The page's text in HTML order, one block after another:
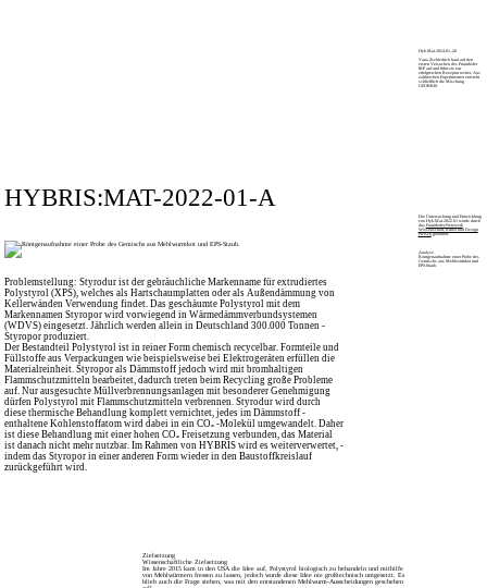
Hyb.Mat.2024.01–20
Yana Zschiedrich baut auf den
ersten Versuchen des Fraunhofer
IBP auf und führt sie zur
erfolgreichen Rezeptur weiter. Aus
zahlreichen Experimenten entsteht
schließlich die Mischung
GEOBRIS.
HYBRIS:MAT-2022-01-A
Die Untersuchung und Entwicklung
von Hyb.Mat.2022.01 wurde durch
das Fraunhofer-Netzwerk
Wissenschaft, Kunst und Design
(WKD) gefördert.
Analyse
Röntgenaufnahme einer Probe des
Gemischs aus Mehlwurmkot und
EPS-Staub.
Problemstellung: Styrodur ist der gebräuchliche Markenname für extrudiertes
Polystyrol (XPS), welches als Hartschaumplatten oder als Außen­dämmung von
Kellerwänden Verwendung findet. Das geschäumte Polystyrol mit dem
Markennamen Styropor wird vorwiegend in Wärme­dämmver­bundsystemen
(WDVS) eingesetzt. ­Jährlich werden allein in Deutschland 300.000 Tonnen ­
Styropor produziert.
Der Bestandteil Polystyrol ist in reiner Form chemisch recycelbar. Form­teile und
Füllstoffe aus Verpackungen wie beispielsweise bei Elektrogeräten erfüllen die
Materialreinheit. Styropor als Dämmstoff jedoch wird mit bromhaltigen
Flammschutzmitteln bearbeitet, dadurch treten beim Recycling große Probleme
auf. Nur ausgesuchte Müllverbrennungs­anlagen mit besonderer Genehmigung
dürfen Poly­styrol mit Flamm­schutz­mitteln verbrennen. Styrodur wird durch
diese thermische Behandlung komplett vernichtet, jedes im Dämmstoff ­
enthaltene Kohlenstoffatom wird dabei in ein CO₂ -­Molekül umgewandelt. Daher
ist diese Behandlung mit einer hohen CO₂ Frei­setzung verbunden, das Material
ist danach nicht mehr nutzbar. Im Rahmen von HYBRIS wird es weiterverwertet, ­
indem das Styropor in einer anderen Form wieder in den Bau­stoff­­kreis­lauf
zurückgeführt wird.
Zielsetzung
Wissenschaftliche Zielsetzung
Im Jahre 2015 kam in den USA die Idee auf, Polystyrol biologisch zu behandeln und mithilfe
von Mehlwürmern fressen zu lassen, jedoch wurde diese Idee nie großtechnisch umgesetzt. Es
blieb auch die Frage stehen, was mit den entstandenen Mehlwurm-Ausscheidungen geschehen